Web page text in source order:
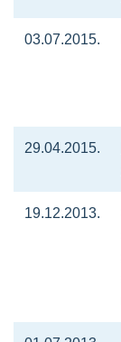
03.07.2015.
29.04.2015.
19.12.2013.